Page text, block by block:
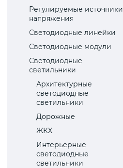
Регулируемые источники
напряжения
Светодиодные линейки
Светодиодные модули
Светодиодные
светильники
Архитектурные
светодиодные
светильники
Дорожные
ЖКХ
Интерьерные
светодиодные
светильники